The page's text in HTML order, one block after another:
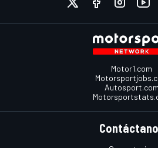
Motor1.com
Autosport.com